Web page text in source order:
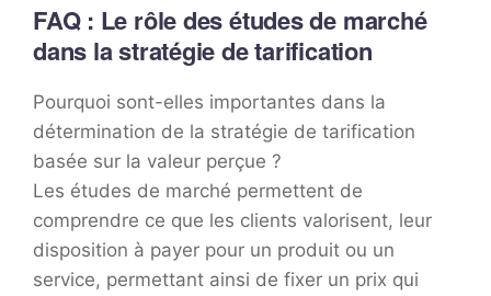
FAQ : Le rôle des études de marché
dans la stratégie de tarification
Pourquoi sont-elles importantes dans la
détermination de la stratégie de tarification
basée sur la valeur perçue ?
Les études de marché permettent de
comprendre ce que les clients valorisent, leur
disposition à payer pour un produit ou un
service, permettant ainsi de fixer un prix qui